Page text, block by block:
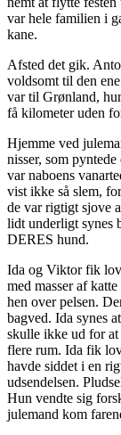
var hele familien i
kane.
Afsted det gik.
voldsomt til den
var til Grønland,
få kilometer uden
Hjemme ved
nisser, som
var naboens
vist ikke så slem,
de var rigtigt sjove
lidt underligt synes
DERES hund.
Ida og Viktor fik lov
med masser af
hen over pelsen.
bagved. Ida synes
skulle ikke ud for
flere rum. Ida fik
havde siddet i en
udsendelsen.
Hun vendte sig
julemand kom